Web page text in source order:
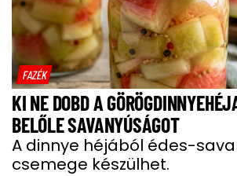
FAZÉK
KI NE DOBD A
BELŐLE SAVANYÚSÁGOT
A dinnye héjából édes-
csemege készülhet.